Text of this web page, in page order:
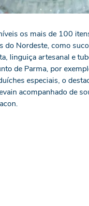
os mais de 100
Nordeste, como
linguiça artesanal e
de Parma, por
especiais, o
acompanhado de